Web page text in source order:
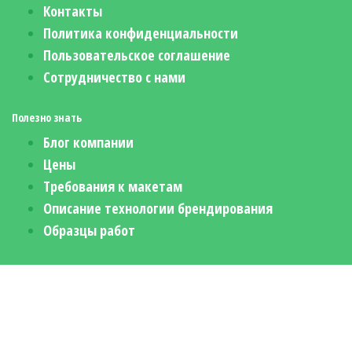
Контакты
Политика конфиденциальности
Пользовательское соглашение
Сотрудничество с нами
Полезно знать
Блог компании
Цены
Требования к макетам
Описание технологии брендирования
Образцы работ